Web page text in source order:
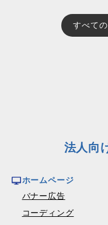
すべて
法人向
ホームページ
バナー広告
コーディング